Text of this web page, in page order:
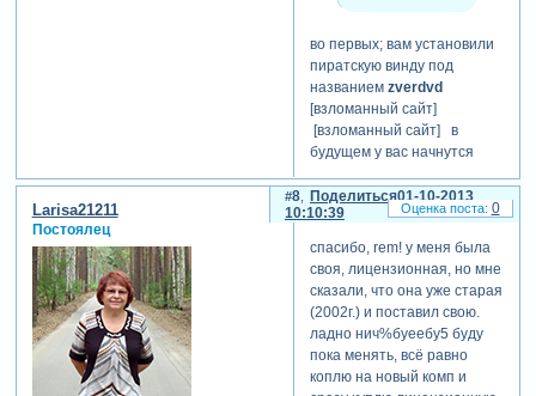
во первых; вам установили
пиратскую винду под
названием zverdvd
[взломанный сайт]
[взломанный сайт] в
будущем у вас начнутся
шрифтами, но и с
программами, как в этот
чтоб исправить эти
символы на нормальные
буквы для начала зайдите в
настройки браузера(не
знаю какой там он у вас...) и
просмотреть кодировку,
Поделиться
8
01-10-2013
10:10:39
Larisa21211
Постоялец
спасибо, rem! у меня была
своя, лицензионная, но мне
сказали, что она уже старая
(2002г.) и поставил свою.
ладно нич%буeeбу5 буду
пока менять, всё равно
коплю на новый комп и
0